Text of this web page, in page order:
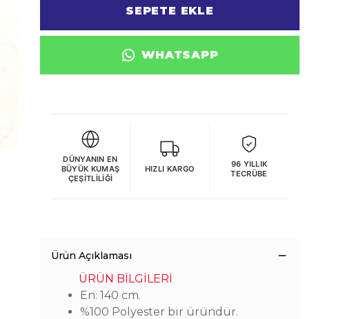
SEPETE EKLE
WHATSAPP
DÜNYANIN EN
BÜYÜK KUMAŞ
ÇEŞITLILIĞI
HIZLI KARGO
96 YILLIK
TECRÜBE
Ürün Açıklaması
ÜRÜN BİLGİLERİ
En: 140 cm.
%100 Polyester bir üründür.